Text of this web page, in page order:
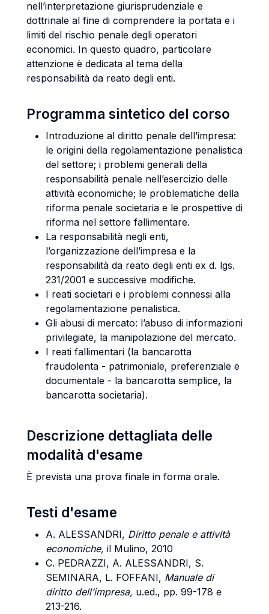
nell’interpretazione giurisprudenziale e
dottrinale al fine di comprendere la portata e i
limiti del rischio penale degli operatori
economici. In questo quadro, particolare
attenzione è dedicata al tema della
responsabilità da reato degli enti.
Programma sintetico del corso
Introduzione al diritto penale dell’impresa:
le origini della regolamentazione penalistica
del settore; i problemi generali della
responsabilità penale nell’esercizio delle
attività economiche; le problematiche della
riforma penale societaria e le prospettive di
riforma nel settore fallimentare.
La responsabilità negli enti,
l’organizzazione dell’impresa e la
responsabilità da reato degli enti ex d. lgs.
231/2001 e successive modifiche.
I reati societari e i problemi connessi alla
regolamentazione penalistica.
Gli abusi di mercato: l’abuso di informazioni
privilegiate, la manipolazione del mercato.
I reati fallimentari (la bancarotta
fraudolenta - patrimoniale, preferenziale e
documentale - la bancarotta semplice, la
bancarotta societaria).
Descrizione dettagliata delle
modalità d'esame
È prevista una prova finale in forma orale.
Testi d'esame
A. ALESSANDRI, Diritto penale e attività
economiche, il Mulino, 2010
C. PEDRAZZI, A. ALESSANDRI, S.
SEMINARA, L. FOFFANI, Manuale di
diritto dell’impresa, u.ed., pp. 99-178 e
213-216.